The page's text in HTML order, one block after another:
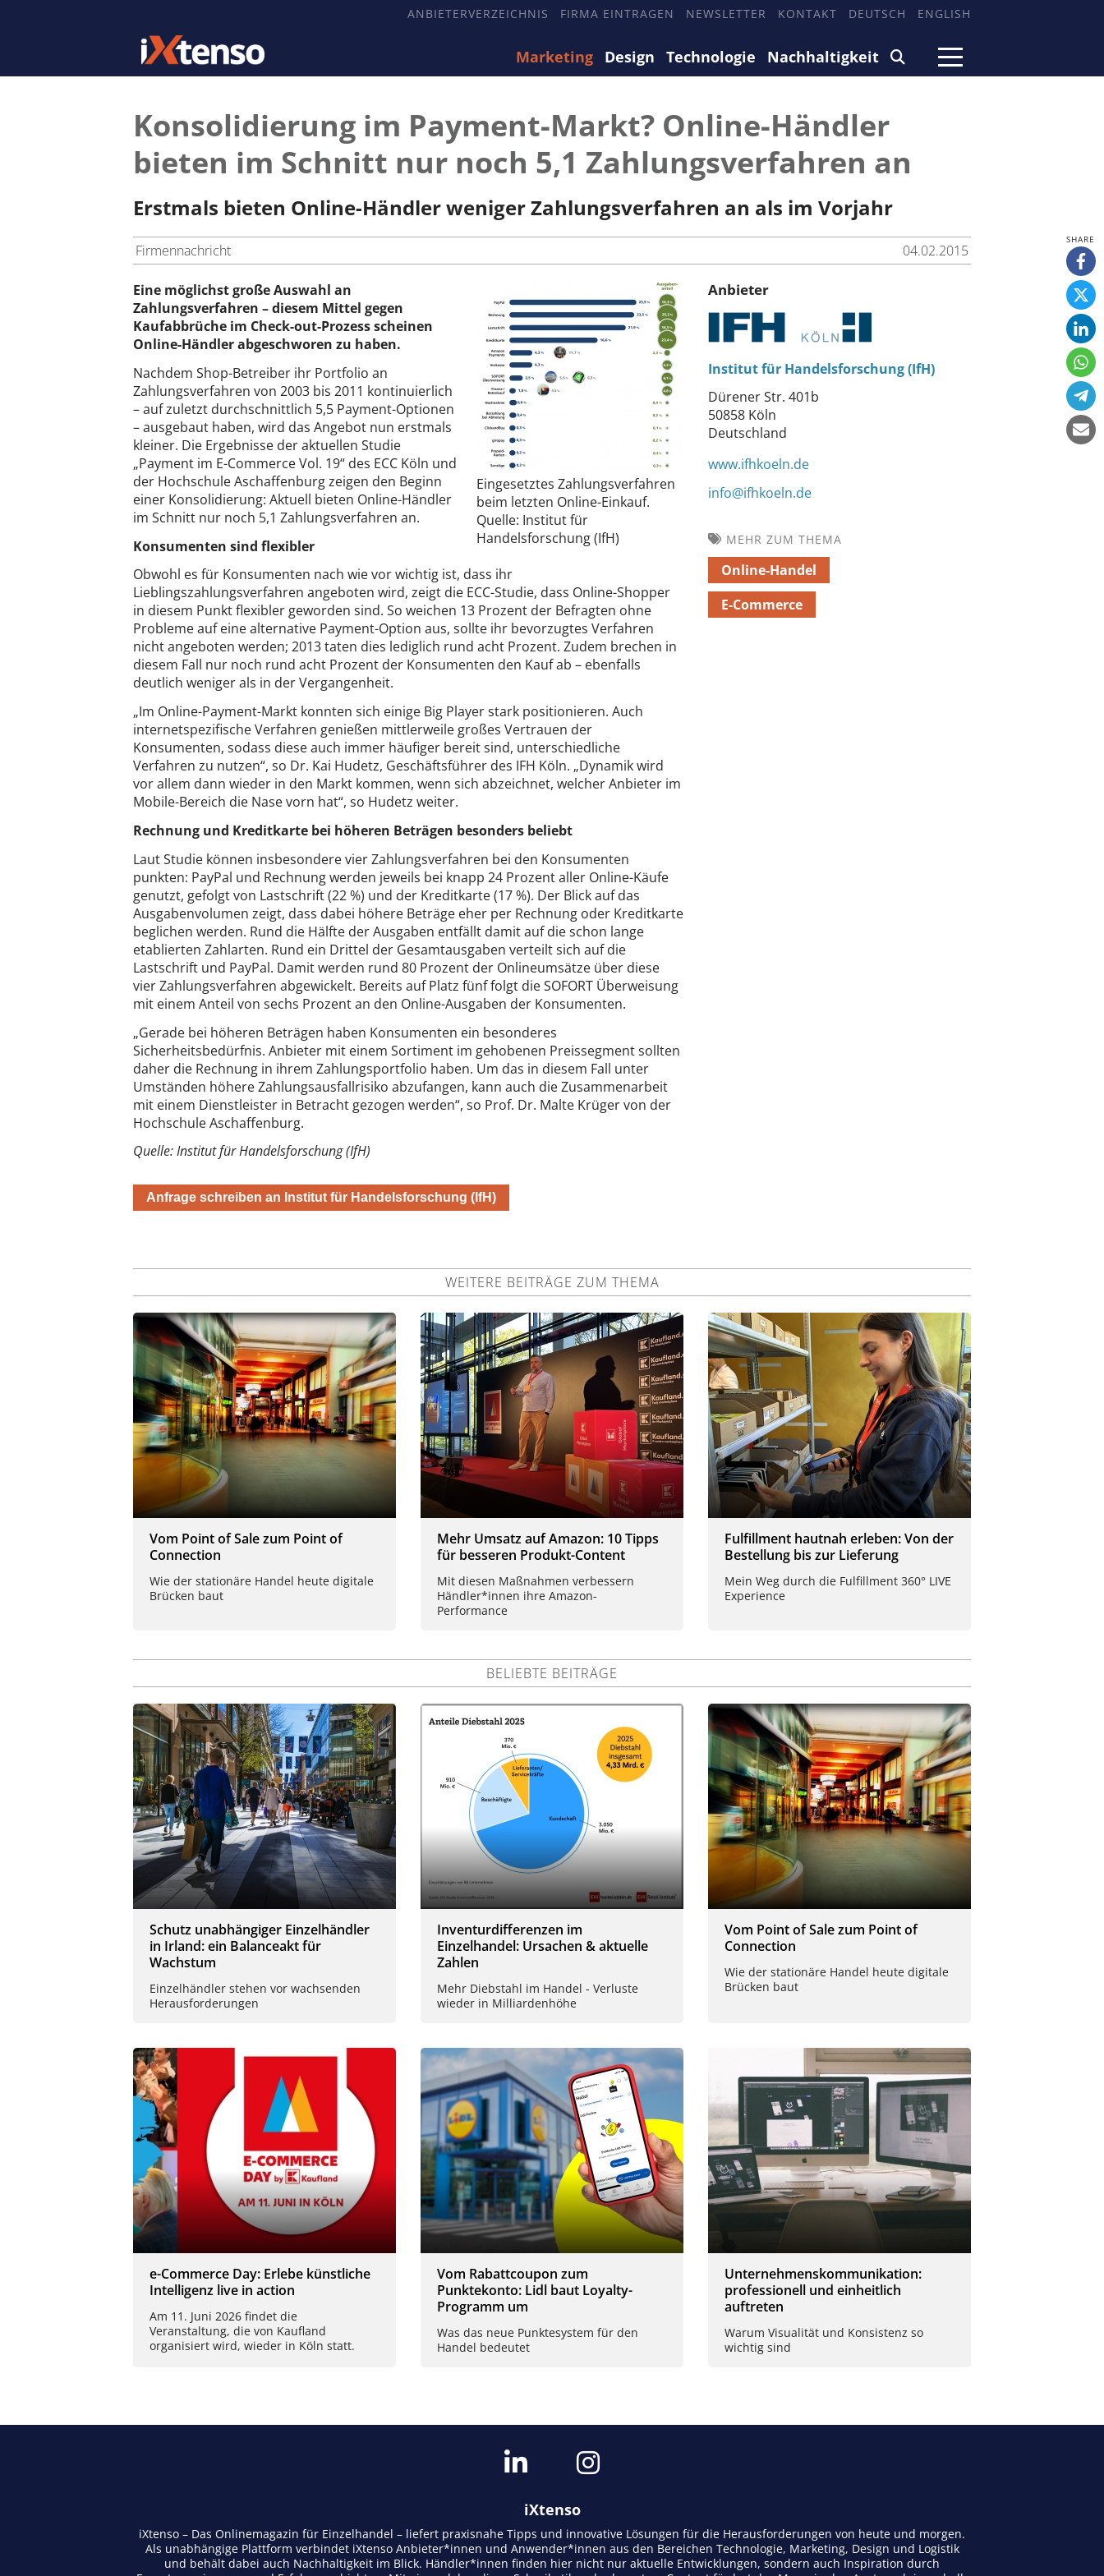
ANBIETERVERZEICHNIS FIRMA EINTRAGEN NEWSLETTER KONTAKT DEUTSCH ENGLISH
Marketing Design Technologie Nachhaltigkeit
Konsolidierung im Payment-Markt? Online-Händler
bieten im Schnitt nur noch 5,1 Zahlungsverfahren an
Erstmals bieten Online-Händler weniger Zahlungsverfahren an als im Vorjahr
Firmennachricht 04.02.2015
Eingesetztes Zahlungsverfahren
beim letzten Online-Einkauf.
Quelle: Institut für
Handelsforschung (IfH)
Eine möglichst große Auswahl an
Zahlungsverfahren – diesem Mittel gegen
Kaufabbrüche im Check-out-Prozess scheinen
Online-Händler abgeschworen zu haben.
Nachdem Shop-Betreiber ihr Portfolio an
Zahlungsverfahren von 2003 bis 2011 kontinuierlich
– auf zuletzt durchschnittlich 5,5 Payment-Optionen
– ausgebaut haben, wird das Angebot nun erstmals
kleiner. Die Ergebnisse der aktuellen Studie
„Payment im E-Commerce Vol. 19“ des ECC Köln und
der Hochschule Aschaffenburg zeigen den Beginn
einer Konsolidierung: Aktuell bieten Online-Händler
im Schnitt nur noch 5,1 Zahlungsverfahren an.
Konsumenten sind flexibler
Obwohl es für Konsumenten nach wie vor wichtig ist, dass ihr
Lieblingszahlungsverfahren angeboten wird, zeigt die ECC-Studie, dass Online-Shopper
in diesem Punkt flexibler geworden sind. So weichen 13 Prozent der Befragten ohne
Probleme auf eine alternative Payment-Option aus, sollte ihr bevorzugtes Verfahren
nicht angeboten werden; 2013 taten dies lediglich rund acht Prozent. Zudem brechen in
diesem Fall nur noch rund acht Prozent der Konsumenten den Kauf ab – ebenfalls
deutlich weniger als in der Vergangenheit.
„Im Online-Payment-Markt konnten sich einige Big Player stark positionieren. Auch
internetspezifische Verfahren genießen mittlerweile großes Vertrauen der
Konsumenten, sodass diese auch immer häufiger bereit sind, unterschiedliche
Verfahren zu nutzen“, so Dr. Kai Hudetz, Geschäftsführer des IFH Köln. „Dynamik wird
vor allem dann wieder in den Markt kommen, wenn sich abzeichnet, welcher Anbieter im
Mobile-Bereich die Nase vorn hat“, so Hudetz weiter.
Rechnung und Kreditkarte bei höheren Beträgen besonders beliebt
Laut Studie können insbesondere vier Zahlungsverfahren bei den Konsumenten
punkten: PayPal und Rechnung werden jeweils bei knapp 24 Prozent aller Online-Käufe
genutzt, gefolgt von Lastschrift (22 %) und der Kreditkarte (17 %). Der Blick auf das
Ausgabenvolumen zeigt, dass dabei höhere Beträge eher per Rechnung oder Kreditkarte
beglichen werden. Rund die Hälfte der Ausgaben entfällt damit auf die schon lange
etablierten Zahlarten. Rund ein Drittel der Gesamtausgaben verteilt sich auf die
Lastschrift und PayPal. Damit werden rund 80 Prozent der Onlineumsätze über diese
vier Zahlungsverfahren abgewickelt. Bereits auf Platz fünf folgt die SOFORT Überweisung
mit einem Anteil von sechs Prozent an den Online-Ausgaben der Konsumenten.
„Gerade bei höheren Beträgen haben Konsumenten ein besonderes
Sicherheitsbedürfnis. Anbieter mit einem Sortiment im gehobenen Preissegment sollten
daher die Rechnung in ihrem Zahlungsportfolio haben. Um das in diesem Fall unter
Umständen höhere Zahlungsausfallrisiko abzufangen, kann auch die Zusammenarbeit
mit einem Dienstleister in Betracht gezogen werden“, so Prof. Dr. Malte Krüger von der
Hochschule Aschaffenburg.
Quelle: Institut für Handelsforschung (IfH)
Anfrage schreiben an Institut für Handelsforschung (IfH)
Anbieter
Institut für Handelsforschung (IfH)
Dürener Str. 401b
50858 Köln
Deutschland
www.ifhkoeln.de
info@ifhkoeln.de
MEHR ZUM THEMA
Online-Handel
E-Commerce
WEITERE BEITRÄGE ZUM THEMA
Vom Point of Sale zum Point of
Connection
Wie der stationäre Handel heute digitale
Brücken baut
Mehr Umsatz auf Amazon: 10 Tipps
für besseren Produkt-Content
Mit diesen Maßnahmen verbessern
Händler*innen ihre Amazon-
Performance
Fulfillment hautnah erleben: Von der
Bestellung bis zur Lieferung
Mein Weg durch die Fulfillment 360° LIVE
Experience
BELIEBTE BEITRÄGE
Schutz unabhängiger Einzelhändler
in Irland: ein Balanceakt für
Wachstum
Einzelhändler stehen vor wachsenden
Herausforderungen
Inventurdifferenzen im
Einzelhandel: Ursachen & aktuelle
Zahlen
Mehr Diebstahl im Handel - Verluste
wieder in Milliardenhöhe
Vom Point of Sale zum Point of
Connection
Wie der stationäre Handel heute digitale
Brücken baut
e-Commerce Day: Erlebe künstliche
Intelligenz live in action
Am 11. Juni 2026 findet die
Veranstaltung, die von Kaufland
organisiert wird, wieder in Köln statt.
Vom Rabattcoupon zum
Punktekonto: Lidl baut Loyalty-
Programm um
Was das neue Punktesystem für den
Handel bedeutet
Unternehmenskommunikation:
professionell und einheitlich
auftreten
Warum Visualität und Konsistenz so
wichtig sind
iXtenso
iXtenso – Das Onlinemagazin für Einzelhandel – liefert praxisnahe Tipps und innovative Lösungen für die Herausforderungen von heute und morgen.
Als unabhängige Plattform verbindet iXtenso Anbieter*innen und Anwender*innen aus den Bereichen Technologie, Marketing, Design und Logistik
und behält dabei auch Nachhaltigkeit im Blick. Händler*innen finden hier nicht nur aktuelle Entwicklungen, sondern auch Inspiration durch